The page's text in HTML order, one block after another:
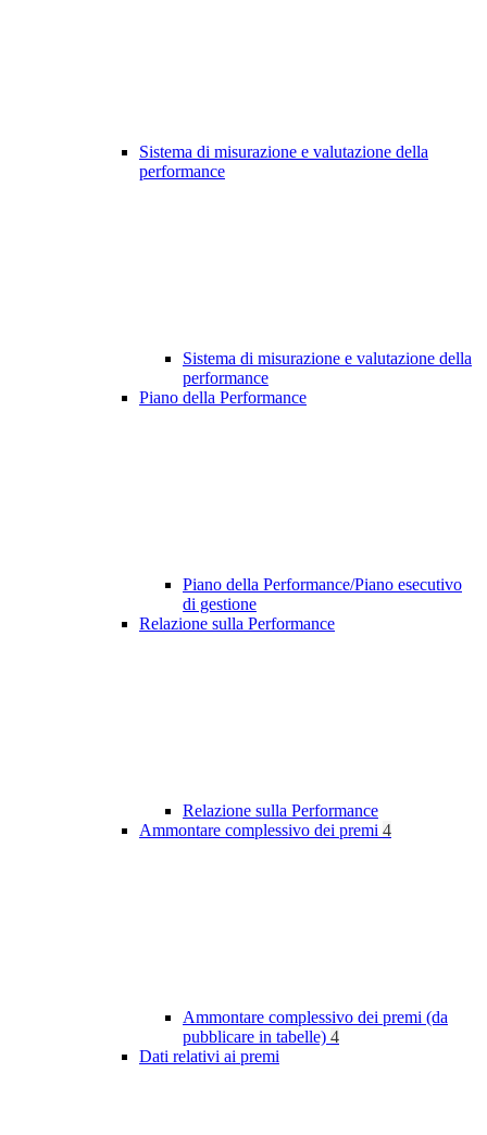
Sistema di misurazione e valutazione della
performance
Sistema di misurazione e valutazione della
performance
Piano della Performance
Piano della Performance/Piano esecutivo
di gestione
Relazione sulla Performance
Relazione sulla Performance
Ammontare complessivo dei premi 4
Ammontare complessivo dei premi (da
pubblicare in tabelle) 4
Dati relativi ai premi